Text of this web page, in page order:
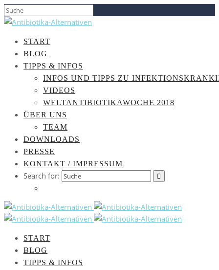
START
BLOG
TIPPS & INFOS
INFOS UND TIPPS ZU
VIDEOS
WELTANTIBIOTIKAWOCHE 2018
ÜBER UNS
TEAM
DOWNLOADS
PRESSE
KONTAKT / IMPRESSUM
Search for:
START
BLOG
TIPPS & INFOS